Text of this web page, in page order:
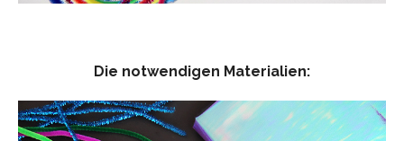
Die notwendigen Materialien: